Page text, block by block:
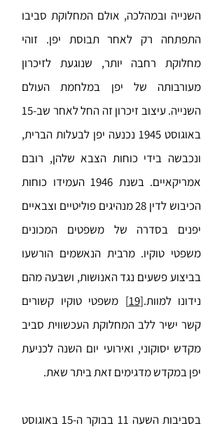
השנייה ובמהלכה, אולם המחלוקת סביבו
התפתחה רק לאחר תבוסת יפן. זוהי
מחלוקת רחבה יותר, שנוגעת לזיכרון
מעורבותה של יפן במלחמת העולם
השנייה. עיצוב זיכרון זה החל לאחר שב-15
באוגוסט 1945 נכנעה יפן לבעלות הברית,
ונכבשה בידי כוחות הצבא שלהן, רובם
אמריקאיים. בשנת 1946 העמידו כוחות
הכיבוש לדין 28 מנהיגים פוליטיים וצבאיים
יפנים בסדרה של משפטים המכונים
משפטי טוקיו. מרבית הנאשמים הורשעו
בביצוע פשעים נגד האנושות, ושבעה מהם
נידונו למוות.[19]
משפטי טוקיו קשורים
קשר ישיר ללב המחלוקת העכשווית סביב
מקדש יסוקוני, ואירועי יום השנה לכניעת
יפן במקדש מדגימים זאת ביתר שאת.
בסביבות השעה 11 בבוקר ה-15 באוגוסט